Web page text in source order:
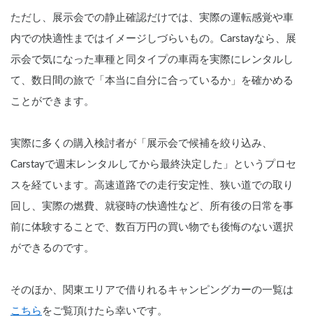
ただし、展示会での静止確認だけでは、実際の運転感覚や車
内での快適性まではイメージしづらいもの。Carstayなら、展
示会で気になった車種と同タイプの車両を実際にレンタルし
て、数日間の旅で「本当に自分に合っているか」を確かめる
ことができます。
実際に多くの購入検討者が「展示会で候補を絞り込み、
Carstayで週末レンタルしてから最終決定した」というプロセ
スを経ています。高速道路での走行安定性、狭い道での取り
回し、実際の燃費、就寝時の快適性など、所有後の日常を事
前に体験することで、数百万円の買い物でも後悔のない選択
ができるのです。
そのほか、関東エリアで借りれるキャンピングカーの一覧は
こちら をご覧頂けたら幸いです。